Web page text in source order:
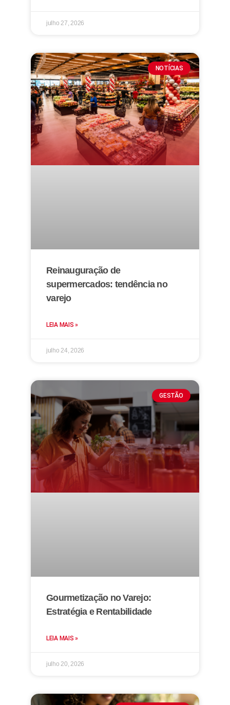
julho 27, 2026
NOTÍCIAS
Reinauguração de
supermercados: tendência no
varejo
LEIA MAIS »
julho 24, 2026
GESTÃO
Gourmetização no Varejo:
Estratégia e Rentabilidade
LEIA MAIS »
julho 20, 2026